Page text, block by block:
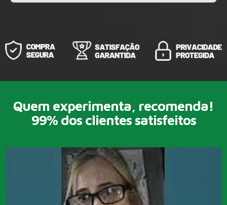
Quem experimenta, recomenda!
99%dos clientes satisfeitos